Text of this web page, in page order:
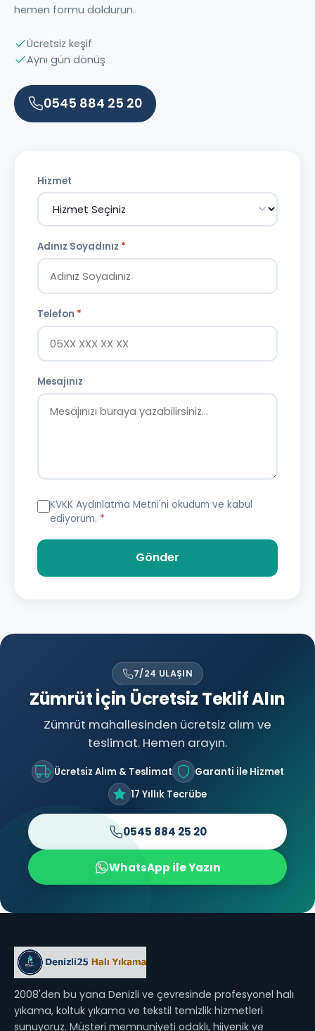
hemen formu doldurun.
Ücretsiz keşif
Aynı gün dönüş
0545 884 25 20
Hizmet
Adınız Soyadınız *
Telefon *
Mesajınız
KVKK Aydınlatma Metni'ni okudum ve kabul
ediyorum. *
Gönder
7/24 ULAŞIN
Zümrüt İçin Ücretsiz Teklif Alın
Zümrüt mahallesinden ücretsiz alım ve
teslimat. Hemen arayın.
Ücretsiz Alım & Teslimat
Garanti ile Hizmet
17 Yıllık Tecrübe
0545 884 25 20
WhatsApp ile Yazın
2008'den bu yana Denizli ve çevresinde profesyonel halı
yıkama, koltuk yıkama ve tekstil temizlik hizmetleri
sunuyoruz. Müşteri memnuniyeti odaklı, hijyenik ve